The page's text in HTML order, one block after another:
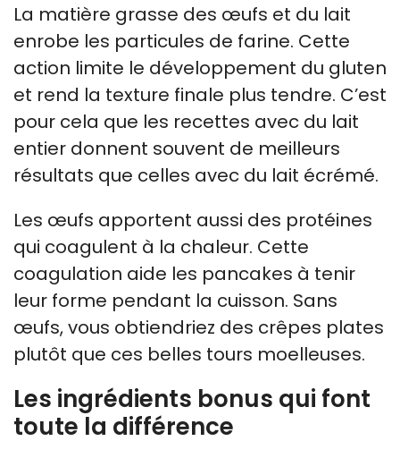
La matière grasse des œufs et du lait
enrobe les particules de farine. Cette
action limite le développement du gluten
et rend la texture finale plus tendre. C’est
pour cela que les recettes avec du lait
entier donnent souvent de meilleurs
résultats que celles avec du lait écrémé.
Les œufs apportent aussi des protéines
qui coagulent à la chaleur. Cette
coagulation aide les pancakes à tenir
leur forme pendant la cuisson. Sans
œufs, vous obtiendriez des crêpes plates
plutôt que ces belles tours moelleuses.
Les ingrédients bonus qui font
toute la différence